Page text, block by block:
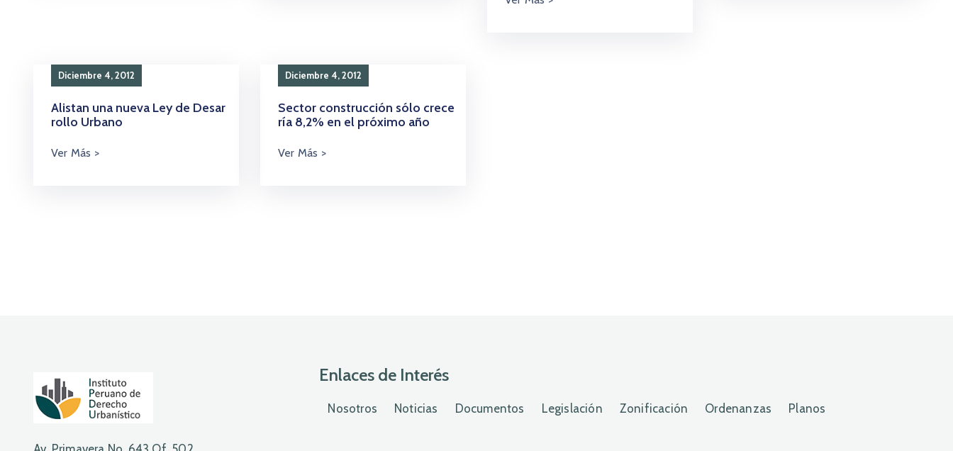
Diciembre 4, 2012
Alistan una nueva Ley de Desar
rollo Urbano
Diciembre 4, 2012
Sector construcción sólo crece
ría 8,2% en el próximo año
Enlaces de Interés
Nosotros Noticias Documentos Legislación Zonificación Ordenanzas Planos